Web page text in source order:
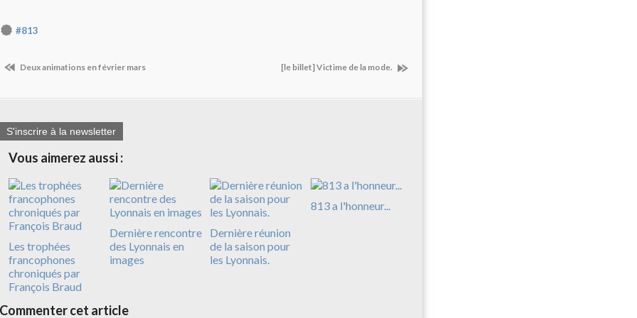
#813
Deux animations en février mars [le billet] Victime de la mode.
S'inscrire à la newsletter
Vous aimerez aussi :
Les trophées
francophones
chroniqués par
François Braud
Dernière rencontre
des Lyonnais en
images
Dernière réunion
de la saison pour
les Lyonnais.
813 a l'honneur...
Commenter cet article